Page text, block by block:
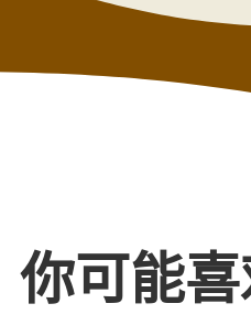
你可能喜